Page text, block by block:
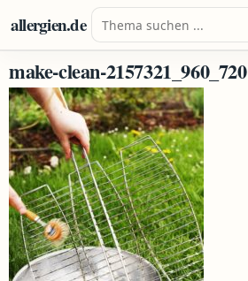
Zum Inhalt springen
allergien.de Suche nach:
make-clean-2157321_960_720